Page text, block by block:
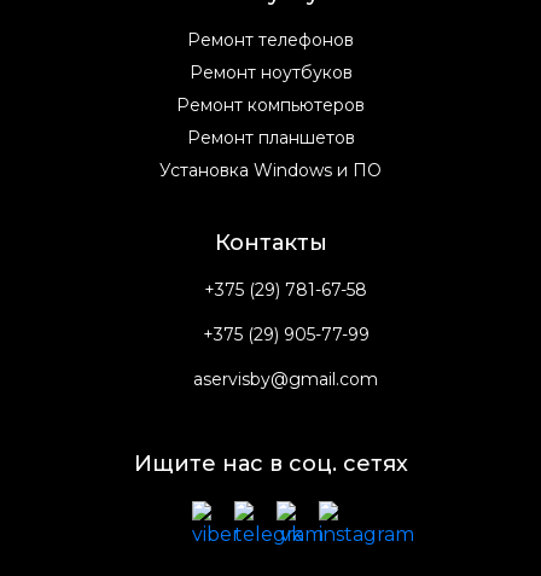
Ремонт телефонов
Ремонт ноутбуков
Ремонт компьютеров
Ремонт планшетов
Установка Windows и ПО
Контакты
+375 (29) 781-67-58
+375 (29) 905-77-99
aservisby@gmail.com
Ищите нас в соц. сетях